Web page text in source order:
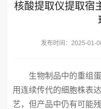
核酸提取仪提取宿
发布时间：2025-01-
生物制品中的重组蛋
用连续传代的细胞株表
艺，但产品中仍有可能